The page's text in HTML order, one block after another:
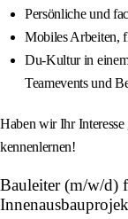
Persönliche und
Mobiles Arbeiten,
Du-Kultur in
Teamevents und
Haben wir Ihr
kennenlernen!
Bauleiter (m/w/d)